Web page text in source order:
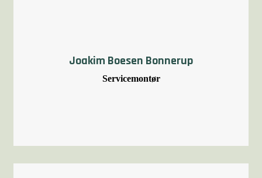
Joakim Boesen Bonnerup
Servicemontør